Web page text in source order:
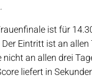
ist für
Eintritt ist an allen
an allen drei
liefert in